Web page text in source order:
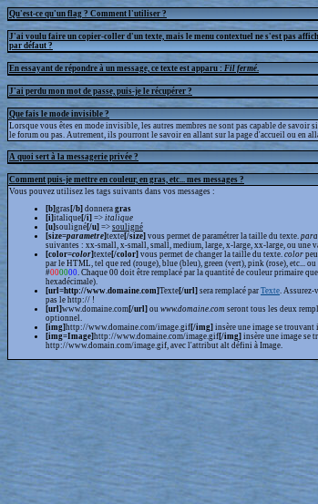
Qu'est-ce qu'un flag ? Comment l'utiliser ?
J'ai voulu faire un copier-coller d'un texte, mais le menu contextuel ne s'est pas
par défaut ?
En essayant de répondre à un message, ce texte est apparu : Fil fermé
J'ai perdu mon mot de passe, puis-je le récupérer ?
Que fais le mode invisible ?
Lorsque vous êtes en mode invisible, les autres membres ne sont pas capable de savoir
le forum ou pas. Autrement, ils pourront le savoir en allant sur la page d'accueil ou en
A quoi sert à la messagerie privée ?
Comment puis-je mettre en couleur, en gras, etc... mes messages ?
Vous pouvez utilisez les tags suivants dans vos messages :
[b]gras[/b] donnera gras
[i]italique[/i] => italique
[u]souligné[/u] => souligné
[size=parametre]texte[/size] vous permet de paramétrer la taille du texte.
suivantes : xx-small, x-small, small, medium, large, x-large, xx-large, ou une
[color=color]texte[/color] vous permet de changer la taille du texte. color
par le HTML, tel que red (rouge), blue (bleu), green (vert), pink (rose), etc...
#000000 . Chaque 00 doit être remplacé par la quantité de couleur primaire
hexadécimale).
[url=http://www.domaine.com]Texte[/url] sera remplacé par Texte .
pas le http:// !
[url]www.domaine.com[/url] ou www.domaine.com seront tous les deux
optionnel.
[img]http://www.domaine.com/image.gif[/img] insère une image se
[img=Image]http://www.domaine.com/image.gif[/img] insère une image se
http://www.domain.com/image.gif, avec l'attribut alt défini à Image.